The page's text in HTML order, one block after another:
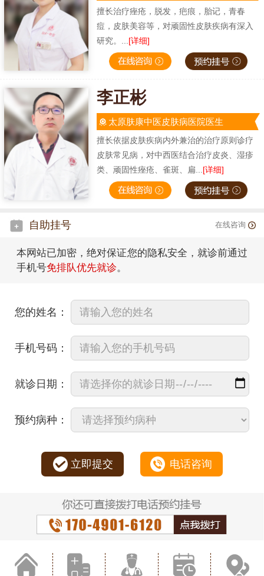
擅长治疗痤疮，脱发，疤痕，胎记，青春
痘，皮肤美容等，对顽固性皮肤疾病有深入
研究。... [详细]
李正彬
太原肤康中医皮肤病医院医生
擅长依据皮肤疾病内外兼治的治疗原则诊疗
皮肤常见病，对中西医结合治疗皮炎、湿疹
类、顽固性痤疮、雀斑、扁...[详细]
自助挂号 在线咨询
本网站已加密，绝对保证您的隐私安全，就诊前通过
手机号免排队优先就诊。
您的姓名：
手机号码：
就诊日期：
预约病种：
立即提交 电话咨询